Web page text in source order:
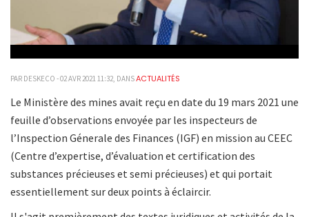
PAR DESKECO - 02 AVR 2021 11:32, DANSACTUALITÉS
Le Ministère des mines avait reçu en date du 19 mars 2021 une
feuille d’observations envoyée par les inspecteurs de
l’Inspection Génerale des Finances (IGF) en mission au CEEC
(Centre d’expertise, d’évaluation et certification des
substances précieuses et semi précieuses) et qui portait
essentiellement sur deux points à éclaircir.